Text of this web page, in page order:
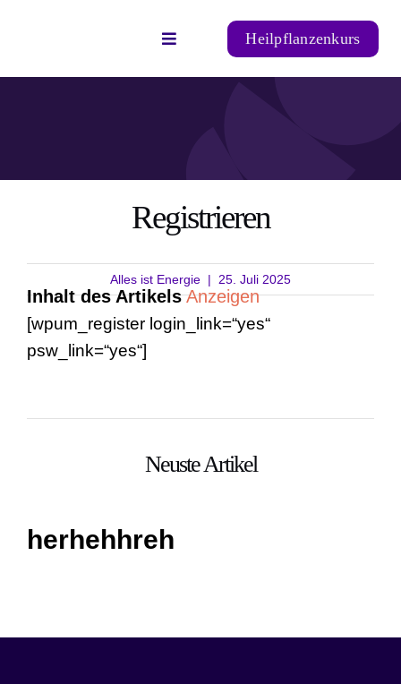
Toggle
Heilpflanzen
Natürliche Ernährung
➡️ Login
Heilpflanzenkurs
Registrieren
Alles ist Energie | 25. Juli 2025
Inhalt des Artikels Anzeigen
[wpum_register login_link=“yes“
psw_link=“yes“]
Neuste Artikel
herhehhreh